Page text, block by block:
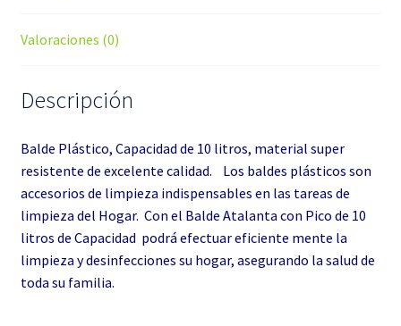
Valoraciones (0)
Descripción
Balde Plástico, Capacidad de 10 litros, material super
resistente de excelente calidad. Los baldes plásticos son
accesorios de limpieza indispensables en las tareas de
limpieza del Hogar. Con el Balde Atalanta con Pico de 10
litros de Capacidad podrá efectuar eficiente mente la
limpieza y desinfecciones su hogar, asegurando la salud de
toda su familia.